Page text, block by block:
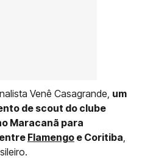
Venê Casagrande, um
de scout do clube
Maracanã para
Flamengo e Coritiba